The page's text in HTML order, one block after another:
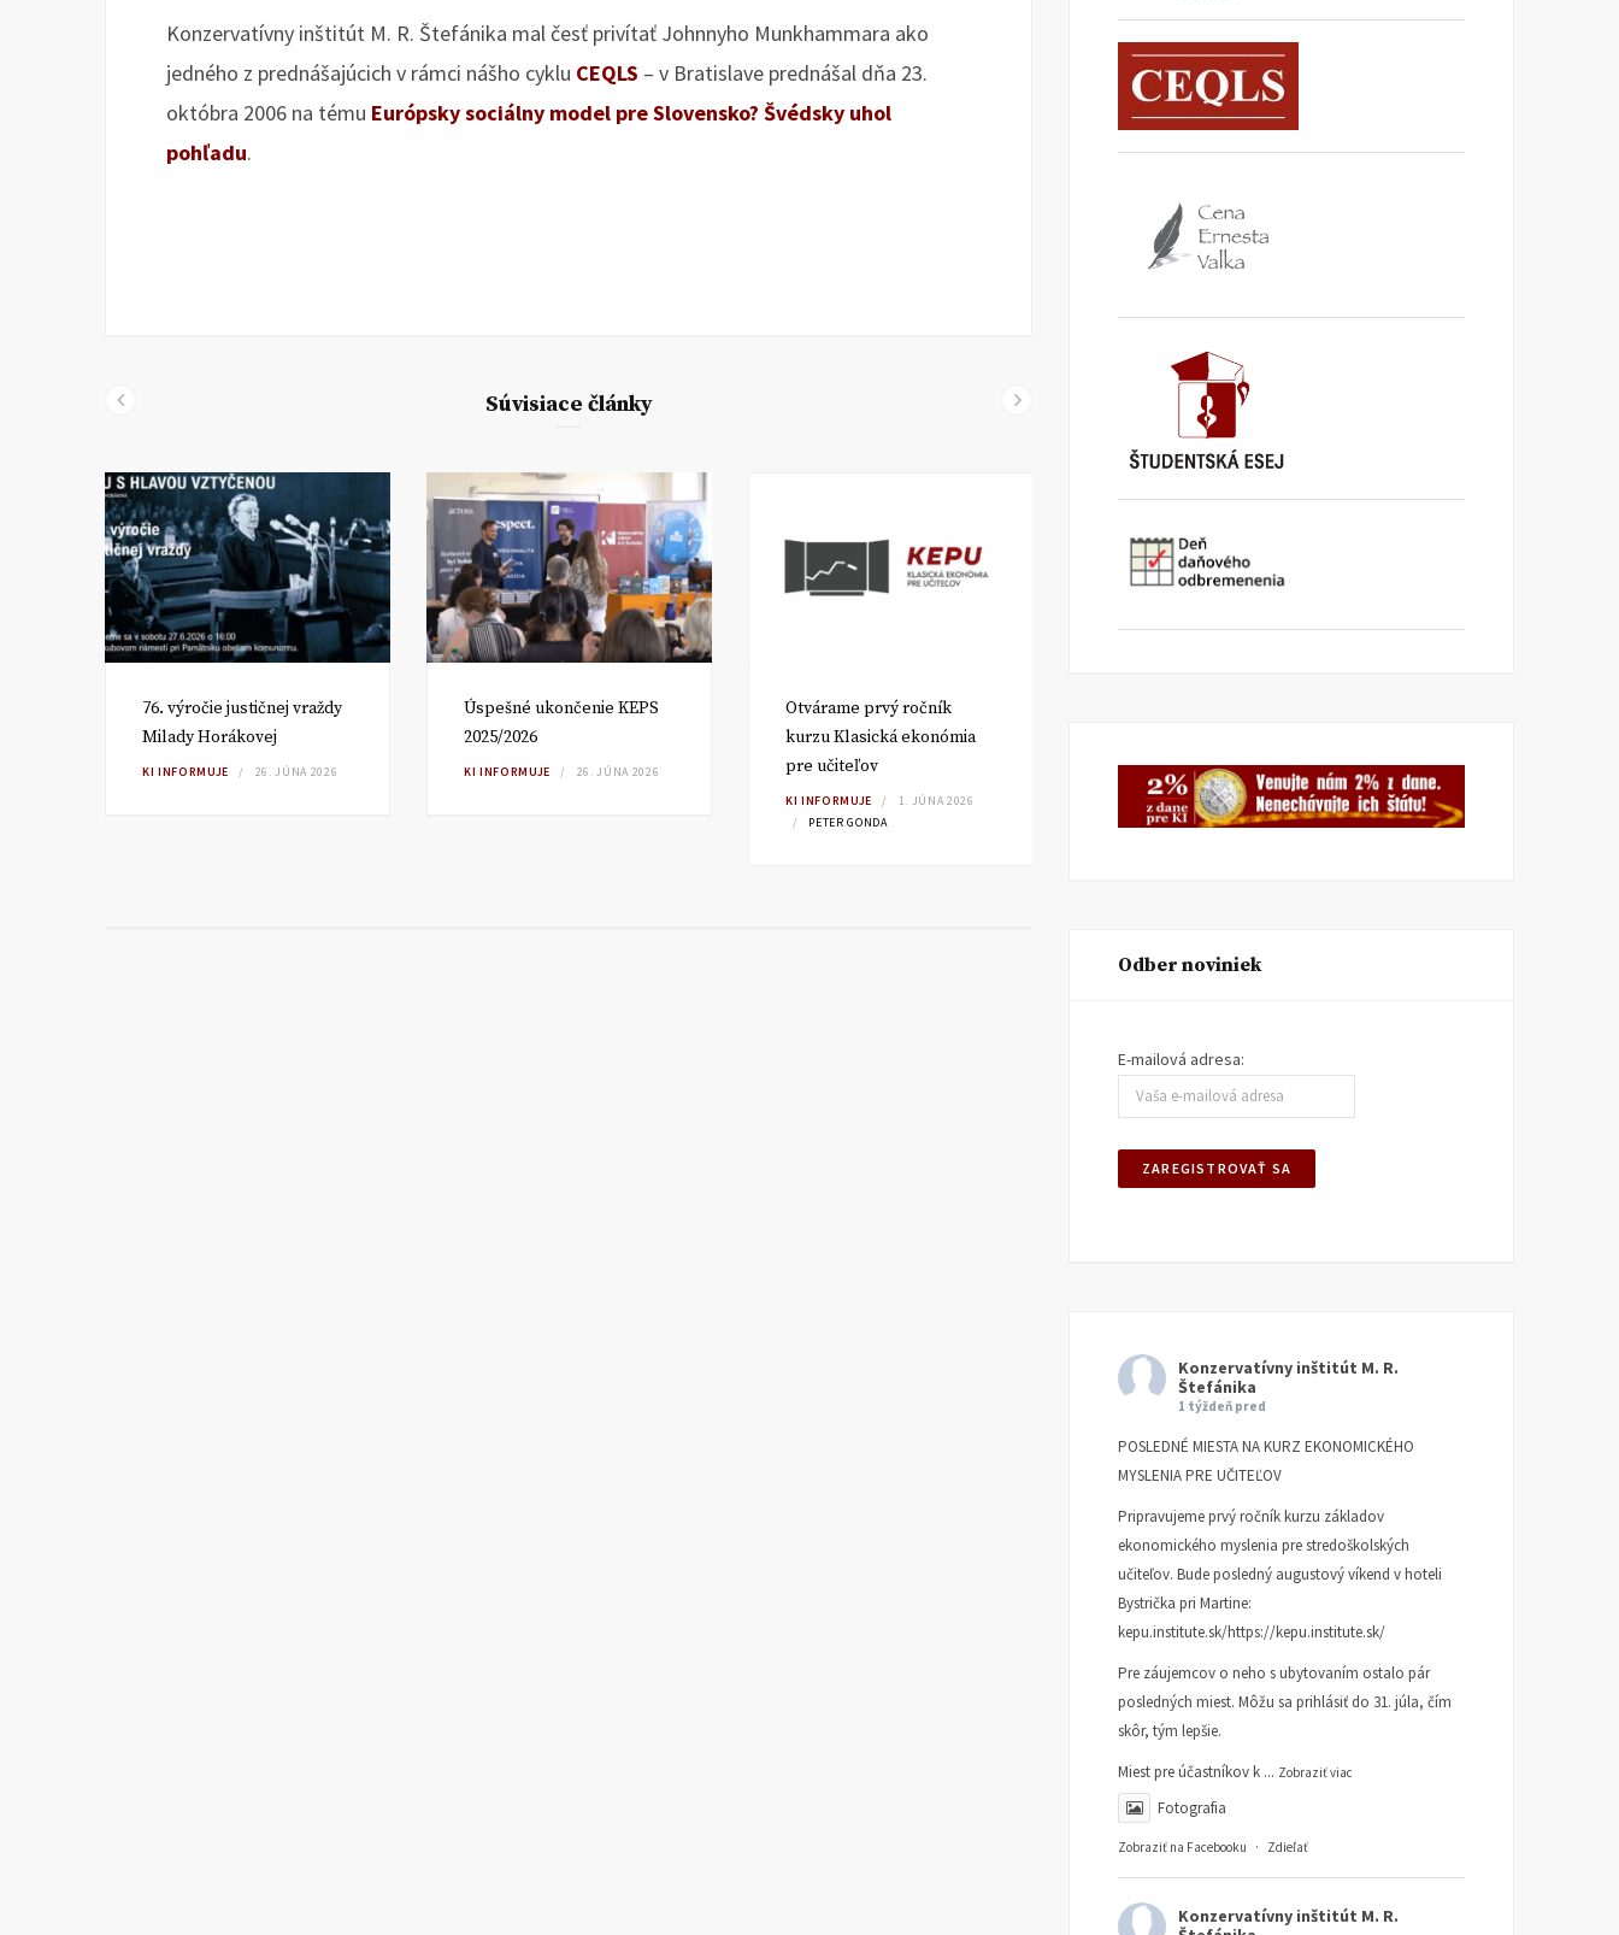
Konzervatívny inštitút M. R. Štefánika mal česť privítať Johnnyho Munkhammara ako
jedného z prednášajúcich v rámci nášho cyklu CEQLS – v Bratislave prednášal dňa 23.
októbra 2006 na tému Európsky sociálny model pre Slovensko? Švédsky uhol
pohľadu.
Súvisiace články
76. výročie justičnej vraždy
Milady Horákovej
KI INFORMUJE 26. JÚNA 2026
Úspešné ukončenie KEPS
2025/2026
KI INFORMUJE 26. JÚNA 2026
Otvárame prvý ročník
kurzu Klasická ekonómia
pre učiteľov
KI INFORMUJE
1. JÚNA 2026
PETER GONDA
2026
Odber noviniek
E-mailová adresa:
Konzervatívny inštitút M. R.
Štefánika
1 týždeň pred
POSLEDNÉ MIESTA NA KURZ EKONOMICKÉHO
MYSLENIA PRE UČITEĽOV
Pripravujeme prvý ročník kurzu základov
ekonomického myslenia pre stredoškolských
učiteľov. Bude posledný augustový víkend v hoteli
Bystrička pri Martine:
kepu.institute.sk/https://kepu.institute.sk/
Pre záujemcov o neho s ubytovaním ostalo pár
posledných miest. Môžu sa prihlásiť do 31. júla, čím
skôr, tým lepšie.
Miest pre účastníkov k ... Zobraziť viac
Fotografia
Zobraziť na Facebooku · Zdieľať
Konzervatívny inštitút M. R.